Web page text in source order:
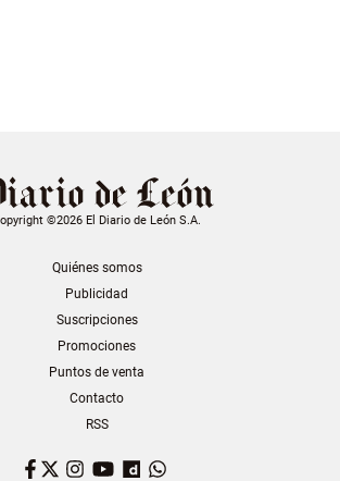
©2026 El Diario de León S.A.
Quiénes somos
Publicidad
Suscripciones
Promociones
Puntos de venta
Contacto
RSS
Facebook
TwitterInstagram
YouTubeDailymotion